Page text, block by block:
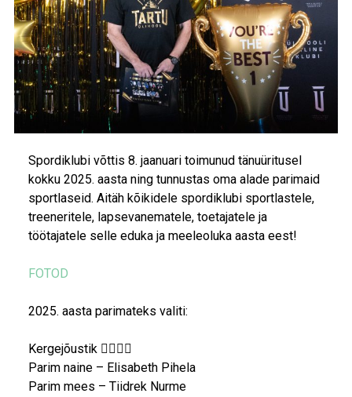
Spordiklubi võttis 8. jaanuari toimunud tänuüritusel
kokku 2025. aasta ning tunnustas oma alade parimaid
sportlaseid. Aitäh kõikidele spordiklubi sportlastele,
treeneritele, lapsevanematele, toetajatele ja
töötajatele selle eduka ja meeleoluka aasta eest!
FOTOD
2025. aasta parimateks valiti:
Kergejõustik 🏃‍♀️🏃‍♂️
Parim naine – Elisabeth Pihela
Parim mees – Tiidrek Nurme